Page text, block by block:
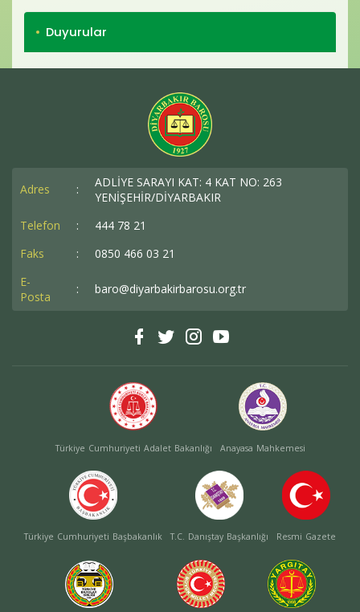
Duyurular
Adres :
ADLİYE SARAYI KAT: 4 KAT NO: 263
YENİŞEHİR/DİYARBAKIR
Telefon
:
444 78 21
Faks
:
0850 466 03 21
E-
Posta
: baro@diyarbakirbarosu.org.tr
Türkiye Cumhuriyeti Adalet Bakanlığı Anayasa Mahkemesi
Türkiye Cumhuriyeti Başbakanlık T.C. Danıştay Başkanlığı Resmi Gazete